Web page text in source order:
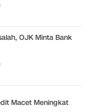
OJK Minta Bank
Macet Meningkat